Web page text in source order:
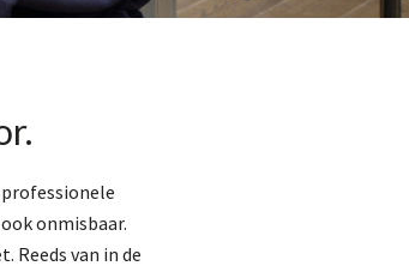
onmisbaar.
Reeds van in de